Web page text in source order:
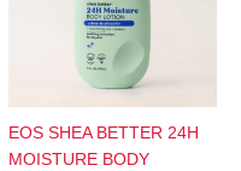
EOS SHEA BETTER 24H
MOISTURE BODY